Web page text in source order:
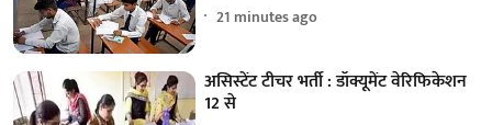
21 minutes ago
असिस्टेंट टीचर भर्ती : डॉक्यूमेंट वेरिफिकेशन
12 से